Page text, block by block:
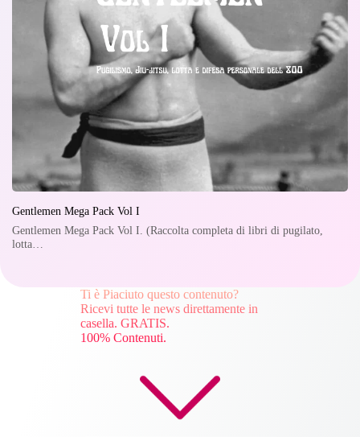
Gentlemen Mega Pack Vol I
Gentlemen Mega Pack Vol I. (Raccolta completa di libri di pugilato,
lotta…
Ti è Piaciuto questo contenuto?
Ricevi tutte le news direttamente in
casella. GRATIS.
100% Contenuti.